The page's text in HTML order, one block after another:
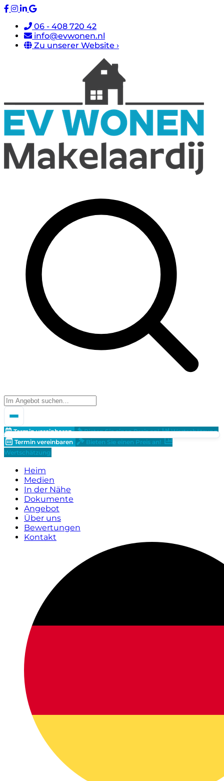
06 - 408 720 42
info@evwonen.nl
Zu unserer Website ›
Termin vereinbaren Bieten Sie einen Preis an!
Wertschätzung
Termin vereinbaren
Bieten Sie einen Preis an!
Wertschätzung
Heim
Medien
In der Nähe
Dokumente
Angebot
Über uns
Bewertungen
Kontakt